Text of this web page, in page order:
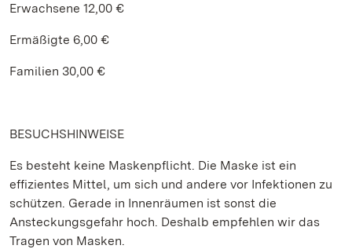
Erwachsene 12,00 €
Ermäßigte 6,00 €
Familien 30,00 €
BESUCHSHINWEISE
Es besteht keine Maskenpflicht. Die Maske ist ein
effizientes Mittel, um sich und andere vor Infektionen zu
schützen. Gerade in Innenräumen ist sonst die
Ansteckungsgefahr hoch. Deshalb empfehlen wir das
Tragen von Masken.